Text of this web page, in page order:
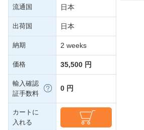
流通国 日本
出荷国 日本
納期 2 weeks
価格 35,500 円
輸入確認
証手数料
0 円
カートに
入れる